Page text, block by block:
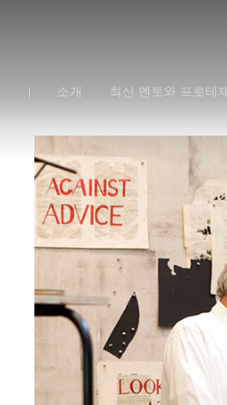
소개 최신 멘토와 프로테제